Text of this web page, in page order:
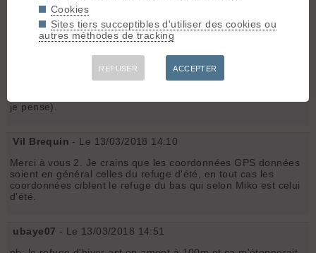
Le refuge d'hiver est celui du dessus. Je n'ai pas les
coordonnées GPS.
posts] - Le 13/03/2018 11:27
il y a des coordonnées gpsici
ça aide peut-être (mais c'est
je pense).
Vil Brequin - Le 13/03/2018 14:10
Merci à vous 2. Je crains que les coordonnées GPS données
soient en général celles du refuge d'été, en tout cas les
coordonnées ciblent le refuge du bas qui selon Miko est celui
d'été.
ubaye07 - Le 13/03/2018 14:51
Cookies
Sites tiers succeptibles d'utiliser des cookies ou
autres méthodes de tracking
REFUSER ACCEPTER